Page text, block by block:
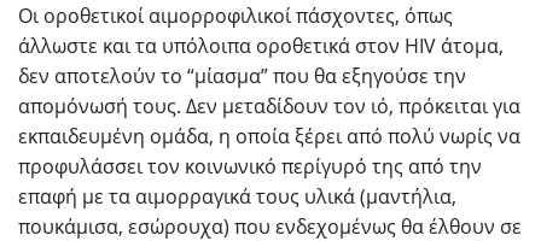
Οι οροθετικοί αιμορροφιλικοί πάσχοντες, όπως
άλλωστε και τα υπόλοιπα οροθετικά στον HIV άτομα,
δεν αποτελούν το “μίασμα” που θα εξηγούσε την
απομόνωσή τους. Δεν μεταδίδουν τον ιό, πρόκειται για
εκπαιδευμένη ομάδα, η οποία ξέρει από πολύ νωρίς να
προφυλάσσει τον κοινωνικό περίγυρό της από την
επαφή με τα αιμορραγικά τους υλικά (μαντήλια,
πουκάμισα, εσώρουχα) που ενδεχομένως θα έλθουν σε